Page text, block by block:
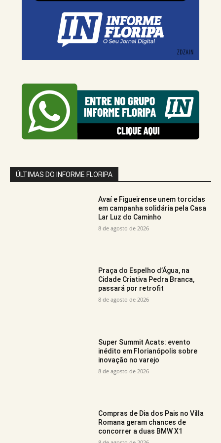
ÚLTIMAS DO INFORME FLORIPA
Avaí e Figueirense unem torcidas
em campanha solidária pela Casa
Lar Luz do Caminho
8 de agosto de 2026
Praça do Espelho d’Água, na
Cidade Criativa Pedra Branca,
passará por retrofit
8 de agosto de 2026
Super Summit Acats: evento
inédito em Florianópolis sobre
inovação no varejo
8 de agosto de 2026
Compras de Dia dos Pais no Villa
Romana geram chances de
concorrer a duas BMW X1